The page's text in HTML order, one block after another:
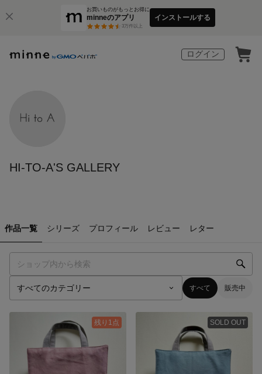
お買いものがもっとお得に
minneのアプリ
3万件以上
インストールする
ログイン
HI-TO-A'S GALLERY
作品一覧 シリーズ プロフィール レビュー レター
すべて 販売中
残り1点 SOLD OUT